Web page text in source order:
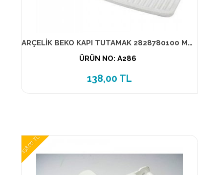
ARÇELİK BEKO KAPI TUTAMAK 2828780100 MUADİL ÜRÜN
ÜRÜN NO: A286
138,00 TL
138,00 TL